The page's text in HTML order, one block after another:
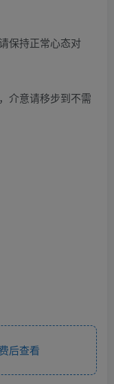
保持正常心态对
介意请移步到不需
后查看